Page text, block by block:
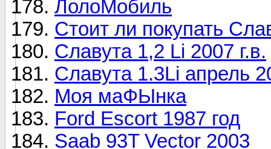
ЛолоМобиль
Стоит ли покупать
Славута 1,2 Li 2007 г.в.
Славута 1.3Li апрель
Моя маФЫнка
Ford Escort 1987 год
Saab 93T Vector 2003